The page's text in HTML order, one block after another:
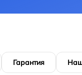
Гарантия